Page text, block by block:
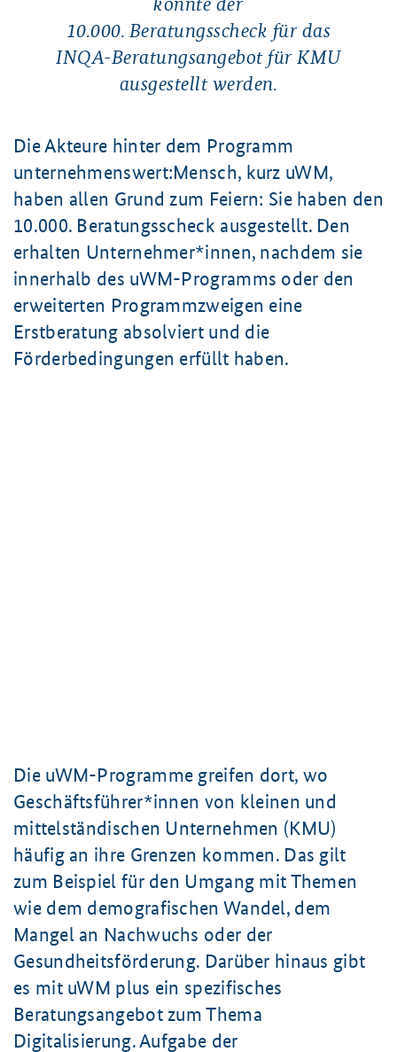
10.000. Beratungsscheck für das
INQA-Beratungsangebot für KMU
ausgestellt werden.
Die Akteure hinter dem Programm
unternehmenswert:Mensch, kurz uWM,
haben allen Grund zum Feiern: Sie haben den
10.000. Beratungsscheck ausgestellt. Den
erhalten Unternehmer*innen, nachdem sie
innerhalb des uWM-Programms oder den
erweiterten Programmzweigen eine
Erstberatung absolviert und die
Förderbedingungen erfüllt haben.
Die uWM-Programme greifen dort, wo
Geschäftsführer*innen von kleinen und
mittelständischen Unternehmen (KMU)
häufig an ihre Grenzen kommen. Das gilt
zum Beispiel für den Umgang mit Themen
wie dem demografischen Wandel, dem
Mangel an Nachwuchs oder der
Gesundheitsförderung. Darüber hinaus gibt
es mit uWM plus ein spezifisches
Beratungsangebot zum Thema
Digitalisierung. Aufgabe der